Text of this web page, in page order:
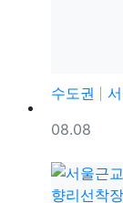
수도권
서
등록일
08.08